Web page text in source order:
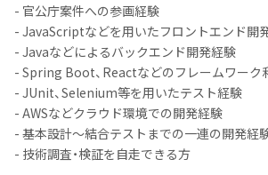
- 官公庁案件への参画経験
- JavaScriptなどを用いたフロントエンド開
- Javaなどによるバックエンド開発経験
- Spring Boot、Reactなどのフレームワーク
- JUnit、Selenium等を用いたテスト経験
- AWSなどクラウド環境での開発経験
- 基本設計～結合テストまでの一連の開発経
- 技術調査・検証を自走できる方